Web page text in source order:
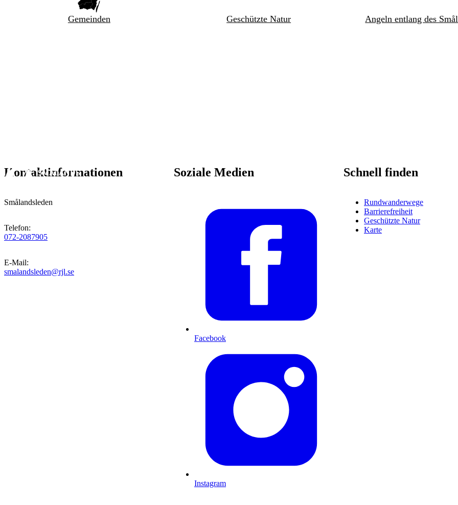
Gemeinden Geschützte Natur Angeln entlang des
Kontaktinformationen
Smålandsleden
Telefon:
072-2087905
E-Mail:
smalandsleden@rjl.se
Soziale Medien
Facebook
Instagram
Schnell finden
Rundwanderwege
Barrierefreiheit
Geschützte Natur
Karte